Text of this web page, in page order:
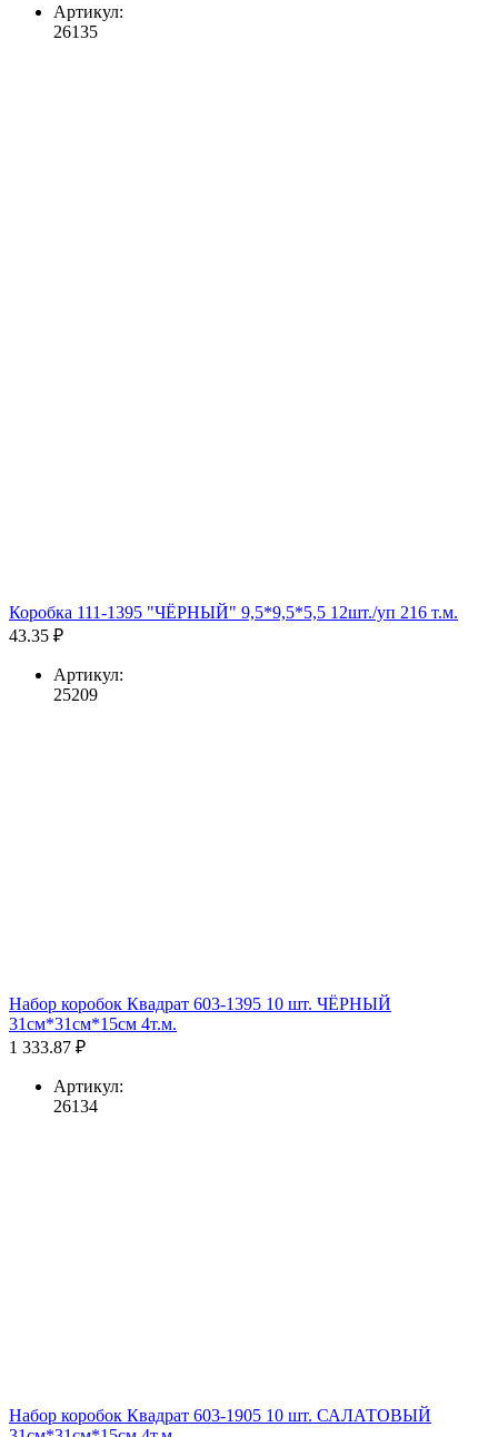
Артикул:
26135
Коробка 111-1395 "ЧЁРНЫЙ" 9,5*9,5*5,5 12шт./уп 216 т.м.
43.35 ₽
Артикул:
25209
Набор коробок Квадрат 603-1395 10 шт. ЧЁРНЫЙ
31см*31см*15см 4т.м.
1 333.87 ₽
Артикул:
26134
Набор коробок Квадрат 603-1905 10 шт. САЛАТОВЫЙ